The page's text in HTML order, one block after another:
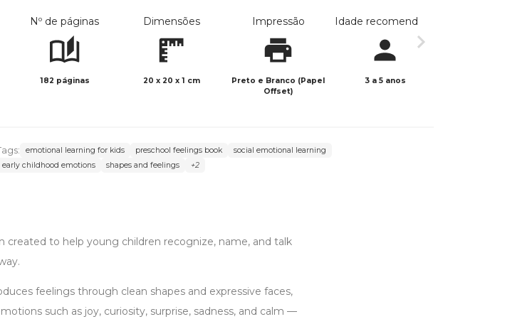
Nº de páginas
182 páginas
Dimensões
20 x 20 x 1 cm
Impressão
Preto e Branco (Papel
Offset)
Idade recomendada
3 a 5 anos
emotional learning for kids preschool feelings book
social emotional learning
early childhood emotions
shapes and feelings +2
created to help young children recognize, name, and talk
feelings through clean shapes and expressive faces,
such as joy, curiosity, surprise, sadness, and calm —